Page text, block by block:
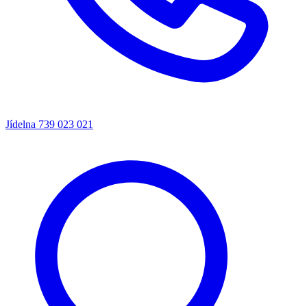
Jídelna 739 023 021